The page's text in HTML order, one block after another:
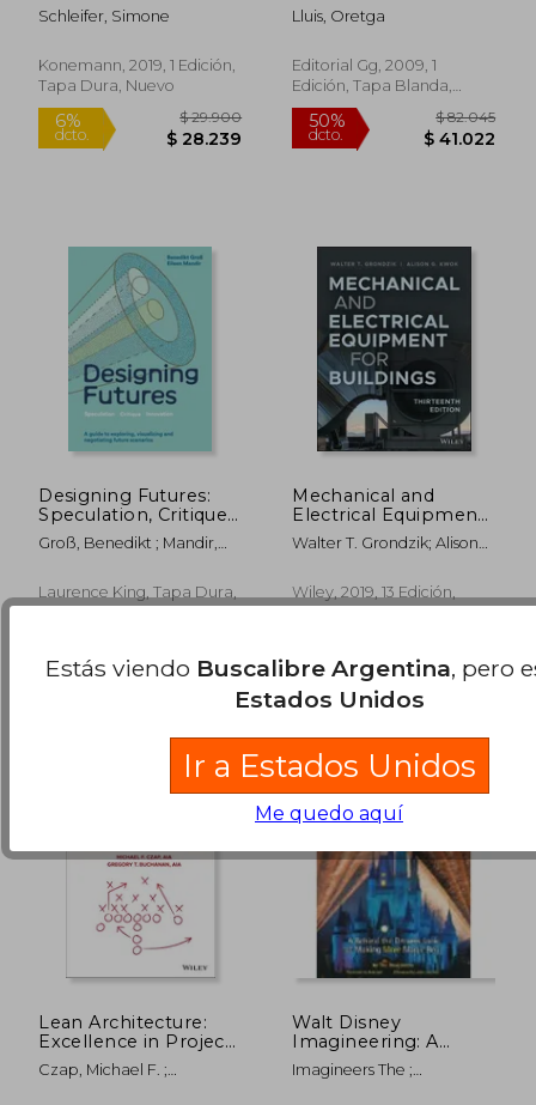
$ 107.272
Schleifer, Simone
Konemann, 2019, 1 Edición,
Tapa Dura, Nuevo
Lluis, Oretga
Editorial Gg, 2009, 1
Edición, Tapa Blanda,
Nuevo
Designing Futures:
Speculation, Critique,
Innovation (en
Inglés)
Groß, Benedikt ; Mandir,
Laurence King, Tapa Dura,
Nuevo
Mechanical and
Electrical Equipment
for Buildings (en
Inglés)
Walter T. Grondzik; Alison
Wiley, 2019, 13 Edición,
Tapa Dura, Nuevo
Lean Architecture:
Excellence in Project
Delivery (en Inglés)
Czap, Michael F. ;
Walt Disney
Imagineering: A
Behind the Dreams
Look at Making More
Imagineers The ;
Estás viendo Buscalibre Argentina, pero
Estados Unidos
Ir a Estados Unidos
Me quedo aquí